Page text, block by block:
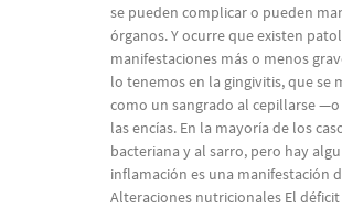
se pueden complicar o pueden
órganos. Y ocurre que existen
manifestaciones más o menos
lo tenemos en la gingivitis, que se
como un sangrado al cepillarse
las encías. En la mayoría de los
bacteriana y al sarro, pero hay
inflamación es una manifestación
Alteraciones nutricionales El